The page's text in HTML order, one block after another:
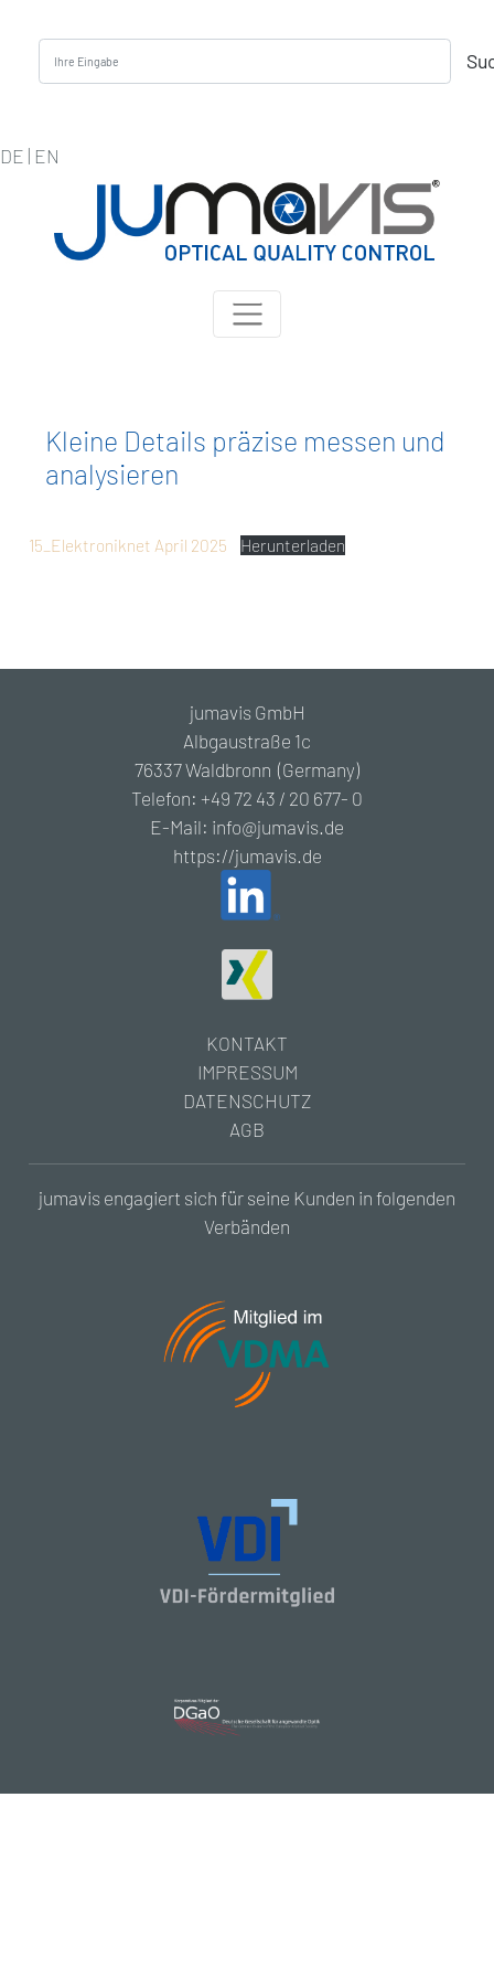
DE EN
Kleine Details präzise messen und
analysieren
15_Elektroniknet April 2025 Herunterladen
jumavis GmbH
Albgaustraße 1c
76337 Waldbronn (Germany)
Telefon: +49 72 43 / 20 677- 0
E-Mail: info@jumavis.de
https://jumavis.de
KONTAKT
IMPRESSUM
DATENSCHUTZ
AGB
jumavis engagiert sich für seine Kunden in folgenden
Verbänden